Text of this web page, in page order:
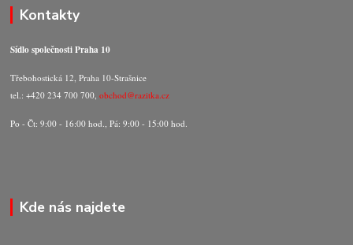
Kontakty
Sídlo společnosti Praha 10
Třebohostická 12, Praha 10-Strašnice
tel.: +420 234 700 700,obchod@razitka.cz
Po - Čt: 9:00 - 16:00 hod., Pá: 9:00 - 15:00 hod.
Kde nás najdete